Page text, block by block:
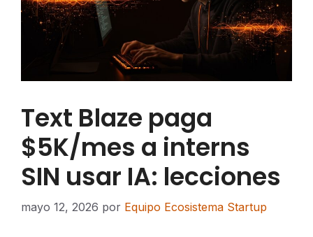
Text Blaze paga
$5K/mes a interns
SIN usar IA: lecciones
mayo 12, 2026 por Equipo Ecosistema Startup